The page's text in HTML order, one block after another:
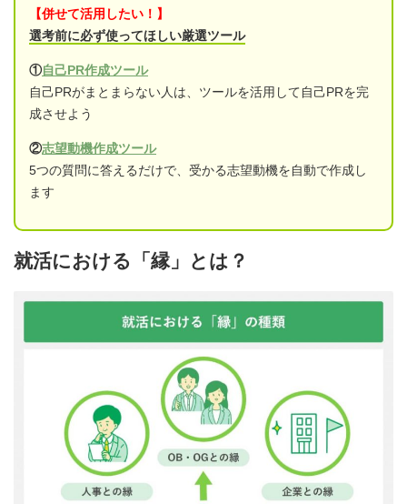
【併せて活用したい！】
選考前に必ず使ってほしい厳選ツール
①自己PR作成ツール
自己PRがまとまらない人は、ツールを活用して自己PRを完
成させよう
②志望動機作成ツール
5つの質問に答えるだけで、受かる志望動機を自動で作成し
ます
就活における「縁」とは？